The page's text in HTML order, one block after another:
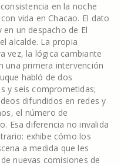
en la noche
vida en Chacao. El dato
un despacho de El
alcalde. La propia
vez, la lógica cambiante
una primera intervención
habló de dos
y seis comprometidas;
difundidos en redes y
el número de
Esa diferencia no invalida
exhibe cómo los
a medida que les
nuevas comisiones de